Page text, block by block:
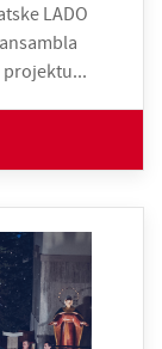
LADO
projektu...